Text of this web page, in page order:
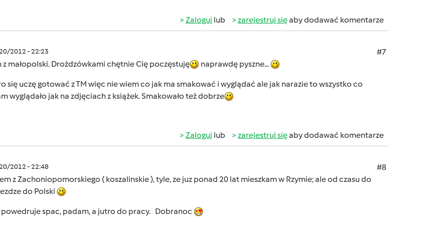
Zaloguj lub zarejestruj sięaby dodawać komentarze
2012 - 22:23
#7
z małopolski. Drożdzówkami chętnie Cię poczęstuję
naprawdę pyszne...
się uczę gotować z TM więc nie wiem co jak ma smakować i wyglądać ale jak narazie to wszystko co
wyglądało jak na zdjęciach z książek. Smakowało też dobrze
Zaloguj lub zarejestruj sięaby dodawać komentarze
2012 - 22:48
#8
z Zachoniopomorskiego ( koszalinskie ), tyle, ze juz ponad 20 lat mieszkam w Rzymie; ale od czasu do
do Polski
powedruje spac, padam, a jutro do pracy. Dobranoc